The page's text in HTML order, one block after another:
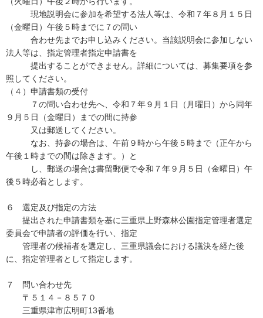
現地説明会に参加を希望する法人等は、令和７年８月１５日
（金曜日）午後５時までに７の問い
合わせ先までお申し込みください。当該説明会に参加しない
法人等は、指定管理者指定申請書を
提出することができません。詳細については、募集要項を参
照してください。
（４）申請書類の受付
７の問い合わせ先へ、令和７年９月１日（月曜日）から同年
９月５日（金曜日）までの間に持参
又は郵送してください。
なお、持参の場合は、午前９時から午後５時まで（正午から
午後１時までの間は除きます。）と
し、郵送の場合は書留郵便で令和７年９月５日（金曜日）午
後５時必着とします。
６ 選定及び指定の方法
提出された申請書類を基に三重県上野森林公園指定管理者選定
委員会で申請者の評価を行い、指定
管理者の候補者を選定し、三重県議会における議決を経た後
に、指定管理者として指定します。
７ 問い合わせ先
〒５１４－８５７０
三重県津市広明町13番地